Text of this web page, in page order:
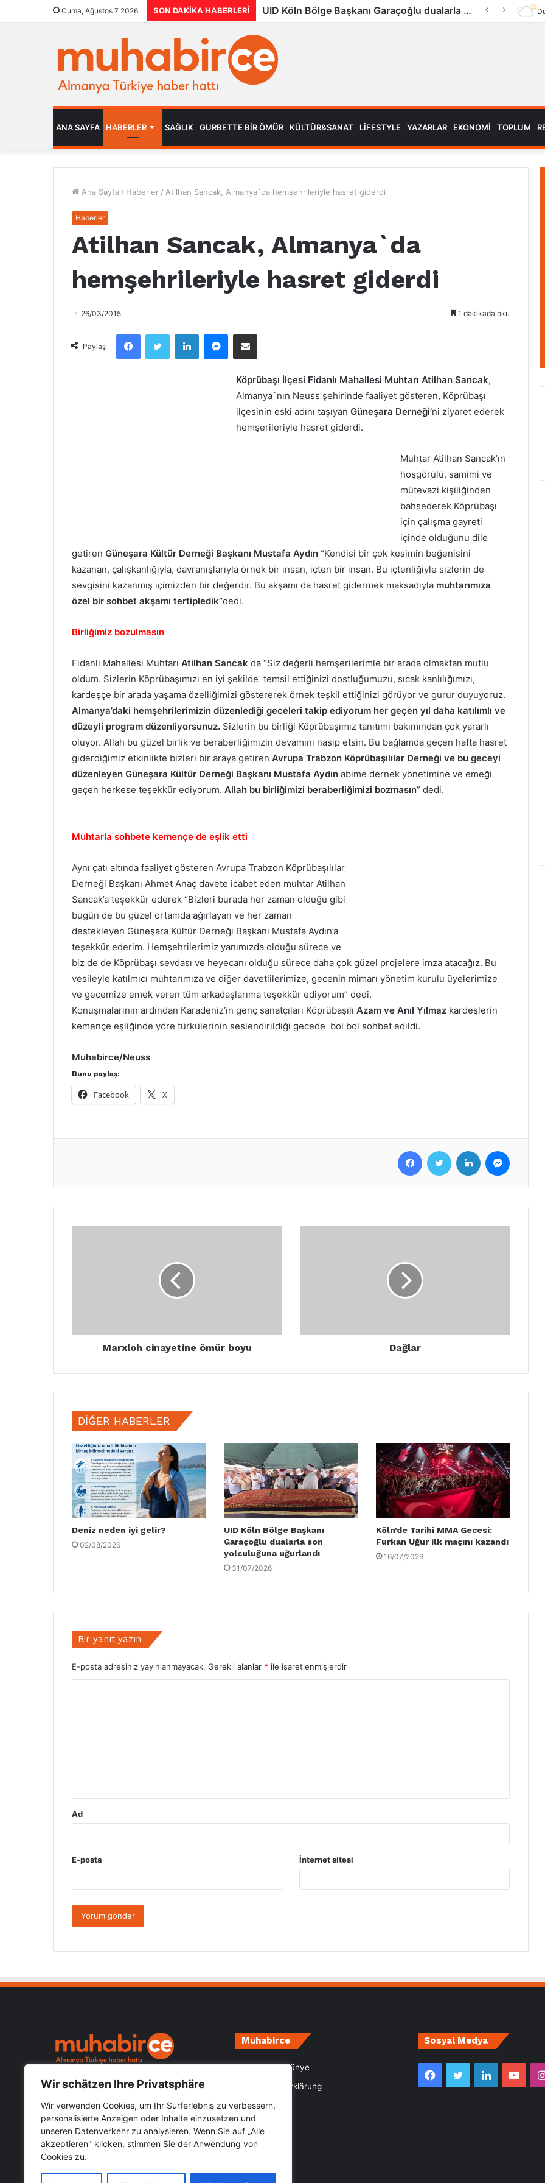
Wir schätzen Ihre Privatsphäre
Wir verwenden Cookies, um Ihr Surferlebnis zu verbessern,
personalisierte Anzeigen oder Inhalte einzusetzen und
unseren Datenverkehr zu analysieren. Wenn Sie auf „Alle
akzeptieren" klicken, stimmen Sie der Anwendung von
Cookies zu.
Cuma, Ağustos 7 2026 SON DAKIKA HABERLERI UID Köln Bölge Başkanı Garaçoğlu dualarla son yolculuğuna uğurlandı
ANA SAYFA HABERLER SAĞLIK GURBETTE BIR ÖMÜR KÜLTÜR&SANAT LIFESTYLE YAZARLAR EKONOMI TOPLUM
Ana Sayfa / Haberler / Atilhan Sancak, Almanya`da hemşehrileriyle hasret giderdi
Haberler
Atilhan Sancak, Almanya`da
hemşehrileriyle hasret giderdi
26/03/2015 1 dakikada oku
Paylaş
Köprübaşı İlçesi Fidanlı Mahallesi Muhtarı Atilhan Sancak,
Almanya`nın Neuss şehirinde faaliyet gösteren, Köprübaşı
ilçesinin eski adını taşıyan Güneşara Derneği’ni ziyaret ederek
hemşerileriyle hasret giderdi.
Muhtar Atilhan Sancak’ın
hoşgörülü, samimi ve
mütevazi kişiliğinden
bahsederek Köprübaşı
için çalışma gayreti
içinde olduğunu dile
getiren Güneşara Kültür Derneği Başkanı Mustafa Aydın “Kendisi bir çok kesimin beğenisini
kazanan, çalışkanlığıyla, davranışlarıyla örnek bir insan, içten bir insan. Bu içtenliğiyle sizlerin de
sevgisini kazanmış içimizden bir değerdir. Bu akşamı da hasret gidermek maksadıyla muhtarımıza
özel bir sohbet akşamı tertipledik”dedi.
Birliğimiz bozulmasın
Fidanlı Mahallesi Muhtarı Atilhan Sancak da “Siz değerli hemşerilerimle bir arada olmaktan mutlu
oldum. Sizlerin Köprübaşımızı en iyi şekilde temsil ettiğinizi dostluğumuzu, sıcak kanlılığımızı,
kardeşçe bir arada yaşama özelliğimizi göstererek örnek teşkil ettiğinizi görüyor ve gurur duyuyoruz.
Almanya’daki hemşehrilerimizin düzenlediği geceleri takip ediyorum her geçen yıl daha katılımlı ve
düzeyli program düzenliyorsunuz. Sizlerin bu birliği Köprübaşımız tanıtımı bakımından çok yararlı
oluyor. Allah bu güzel birlik ve beraberliğimizin devamını nasip etsin. Bu bağlamda geçen hafta hasret
giderdiğimiz etkinlikte bizleri bir araya getiren Avrupa Trabzon Köprübaşılılar Derneği ve bu geceyi
düzenleyen Güneşara Kültür Derneği Başkanı Mustafa Aydın abime dernek yönetimine ve emeği
geçen herkese teşekkür ediyorum. Allah bu birliğimizi beraberliğimizi bozmasın” dedi.
Muhtarla sohbete kemençe de eşlik etti
Aynı çatı altında faaliyet gösteren Avrupa Trabzon Köprübaşılılar
Derneği Başkanı Ahmet Anaç davete icabet eden muhtar Atilhan
Sancak’a teşekkür ederek “Bizleri burada her zaman olduğu gibi
bugün de bu güzel ortamda ağırlayan ve her zaman
destekleyen Güneşara Kültür Derneği Başkanı Mustafa Aydın’a
teşekkür ederim. Hemşehrilerimiz yanımızda olduğu sürece ve
biz de de Köprübaşı sevdası ve heyecanı olduğu sürece daha çok güzel projelere imza atacağız. Bu
vesileyle katılmıcı muhtarımıza ve diğer davetlilerimize, gecenin mimarı yönetim kurulu üyelerimize
ve gecemize emek veren tüm arkadaşlarıma teşekkür ediyorum” dedi.
Konuşmalarının ardından Karadeniz’in genç sanatçıları Köprübaşılı Azam ve Anıl Yılmaz kardeşlerin
kemençe eşliğinde yöre türkülerinin seslendirildiği gecede bol bol sohbet edildi.
Muhabirce/Neuss
Bunu paylaş:
Facebook X
Marxloh cinayetine ömür boyu Dağlar
DIĞER HABERLER
Deniz neden iyi gelir?
02/08/2026
UID Köln Bölge Başkanı
Garaçoğlu dualarla son
yolculuğuna uğurlandı
31/07/2026
Köln’de Tarihi MMA Gecesi:
Furkan Uğur ilk maçını kazandı
16/07/2026
Bir yanıt yazın
E-posta adresiniz yayınlanmayacak. Gerekli alanlar * ile işaretlenmişlerdir
Ad
E-posta İnternet sitesi
öğrenebileceğiniz hızlı güvenilir haber
Kategoriler
Kategoriler
Muhabirce
Impressum- Künye
Datenschutzerklärung
Sosyal Medya
Facebook
TwitterLinkedIn